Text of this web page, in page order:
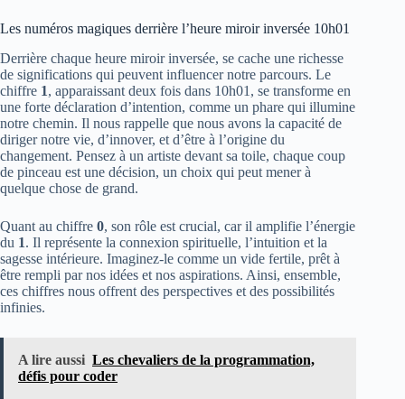
Les numéros magiques derrière l’heure miroir inversée 10h01
Derrière chaque heure miroir inversée, se cache une richesse
de significations qui peuvent influencer notre parcours. Le
chiffre 1, apparaissant deux fois dans 10h01, se transforme en
une forte déclaration d’intention, comme un phare qui illumine
notre chemin. Il nous rappelle que nous avons la capacité de
diriger notre vie, d’innover, et d’être à l’origine du
changement. Pensez à un artiste devant sa toile, chaque coup
de pinceau est une décision, un choix qui peut mener à
quelque chose de grand.
Quant au chiffre 0, son rôle est crucial, car il amplifie l’énergie
du 1. Il représente la connexion spirituelle, l’intuition et la
sagesse intérieure. Imaginez-le comme un vide fertile, prêt à
être rempli par nos idées et nos aspirations. Ainsi, ensemble,
ces chiffres nous offrent des perspectives et des possibilités
infinies.
A lire aussi Les chevaliers de la programmation,
défis pour coder